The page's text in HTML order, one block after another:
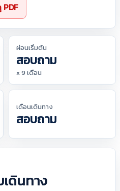
PDF
ผ่อนเริ่มต้น
สอบถาม
x 9 เดือน
เดือนเดินทาง
สอบถาม
เดินทาง